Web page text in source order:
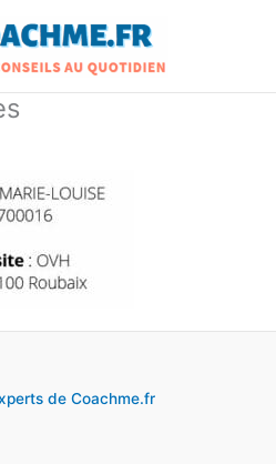
de Coachme.fr